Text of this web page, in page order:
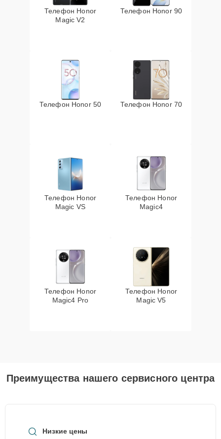
Телефон Honor
Magic V2
Телефон Honor 90
Телефон Honor 50 Телефон Honor 70
Телефон Honor
Magic VS
Телефон Honor
Magic4
Телефон Honor
Magic4 Pro
Телефон Honor
Magic V5
Преимущества нашего сервисного центра
Низкие цены